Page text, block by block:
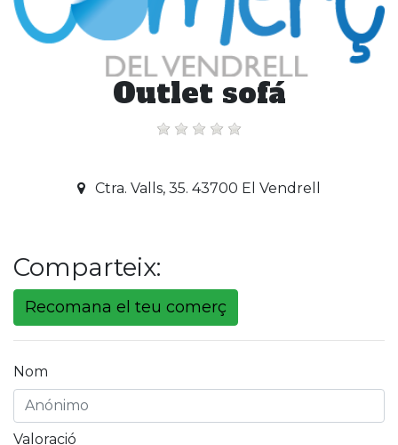
Outlet sofá
Ctra. Valls, 35. 43700 El Vendrell
Comparteix:
Recomana el teu comerç
Nom
Valoració